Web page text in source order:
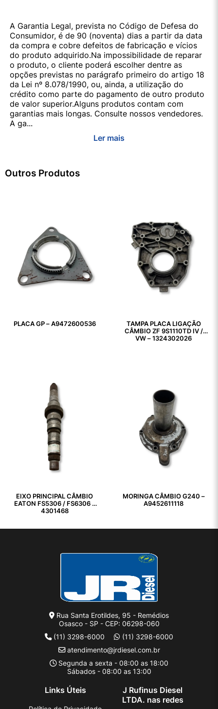
A Garantia Legal, prevista no Código de Defesa do
Consumidor, é de 90 (noventa) dias a partir da data
da compra e cobre defeitos de fabricação e vícios
do produto adquirido.Na impossibilidade de reparar
o produto, o cliente poderá escolher dentre as
opções previstas no parágrafo primeiro do artigo 18
da Lei nº 8.078/1990, ou, ainda, a utilização do
crédito como parte do pagamento de outro produto
de valor superior.Alguns produtos contam com
garantias mais longas. Consulte nossos vendedores.
A ga...
Ler mais
Outros Produtos
PLACA GP – A9472600536
TAMPA PLACA LIGAÇÃO
CÂMBIO ZF 9S1110TD IV /
VW – 1324302026
EIXO PRINCIPAL CÂMBIO
EATON FS5306 / FS6306 –
4301468
MORINGA CÂMBIO G240 –
A9452611118
Rua Santa Erotildes, 95 - Remédios
Osasco - SP - CEP: 06298-060
(11) 3298-6000
(11) 3298-6000
atendimento@jrdiesel.com.br
Segunda a sexta - 08:00 as 18:00
Sábados - 08:00 as 13:00
Links Úteis
J Rufinus Diesel
LTDA. nas redes